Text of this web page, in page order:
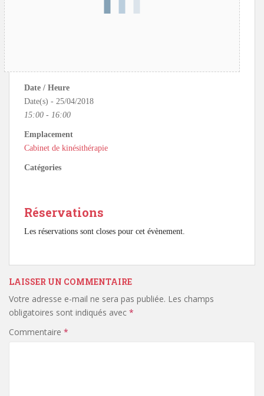
Date / Heure
Date(s) - 25/04/2018
15:00 - 16:00
Emplacement
Cabinet de kinésithérapie
Catégories
Réservations
Les réservations sont closes pour cet évènement.
LAISSER UN COMMENTAIRE
Votre adresse e-mail ne sera pas publiée. Les champs
obligatoires sont indiqués avec *
Commentaire *